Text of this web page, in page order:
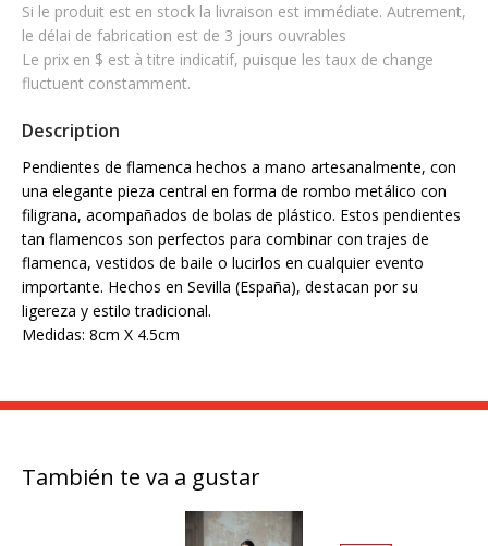
Si le produit est en stock la livraison est immédiate. Autrement,
le délai de fabrication est de 3 jours ouvrables
Le prix en $ est à titre indicatif, puisque les taux de change
fluctuent constamment.
Description
Pendientes de flamenca hechos a mano artesanalmente, con
una elegante pieza central en forma de rombo metálico con
filigrana, acompañados de bolas de plástico. Estos pendientes
tan flamencos son perfectos para combinar con trajes de
flamenca, vestidos de baile o lucirlos en cualquier evento
importante. Hechos en Sevilla (España), destacan por su
ligereza y estilo tradicional.
Medidas: 8cm X 4.5cm
También te va a gustar